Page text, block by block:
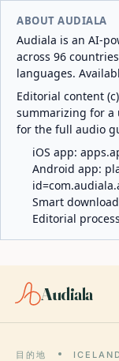
ABOUT AUDIALA
Audiala is an AI-
across 96
languages.
Editorial content
summarizing for a
for the full audio
iOS app:
Android app:
Smart
Editorial
Audiala
目的地